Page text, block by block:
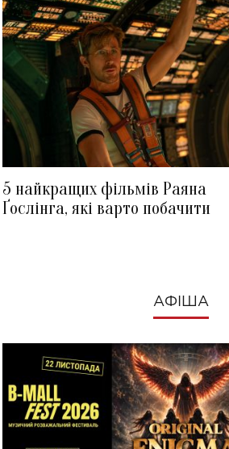
5 найкращих фільмів Раяна
Ґослінга, які варто побачити
АФІША